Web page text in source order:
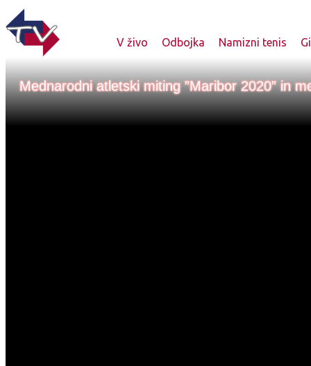
V živo Odbojka Namizni tenis
Mednarodni atletski miting ”Maribor 2020” in